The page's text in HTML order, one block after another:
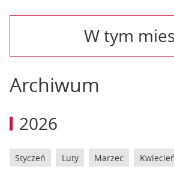
W tym
Archiwum
2026
Styczeń Luty Marzec